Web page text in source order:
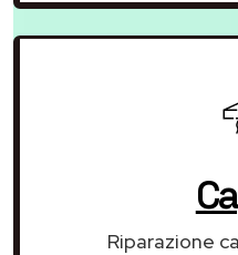
Riparazione